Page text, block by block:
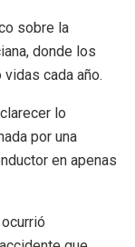
sobre la
donde los
cada año.
lo
por una
en apenas